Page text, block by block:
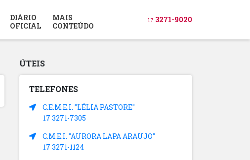
DIÁRIO
OFICIAL
MAIS
CONTEÚDO
17 3271-9020
ÚTEIS
TELEFONES
C.E.M.E.I. "LÉLIA PASTORE"
17 3271-7305
C.M.E.I. "AURORA LAPA ARAUJO"
17 3271-1124